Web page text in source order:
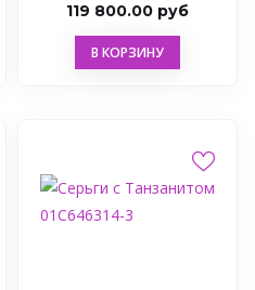
119 800.00 руб
В КОРЗИНУ